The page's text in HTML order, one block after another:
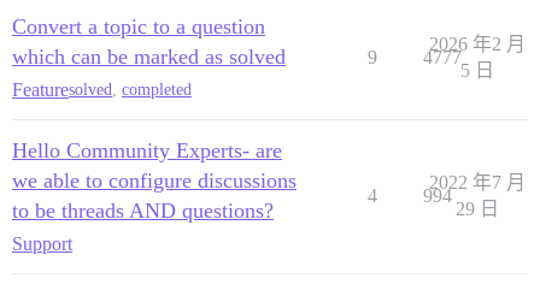
Convert a topic to a question
which can be marked as solved
Featuresolved, completed
9 4777
2026 年2 月
5 日
Hello Community Experts- are
we able to configure discussions
to be threads AND questions?
Support
4 994
2022 年7 月
29 日